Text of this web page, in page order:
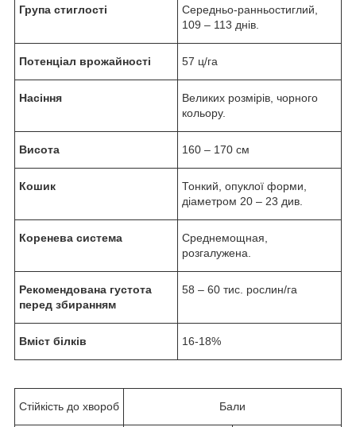
Група стиглості
Середньо-ранньостиглий,
109 – 113 днів.
Потенціал врожайності 57 ц/га
Насіння
Великих розмірів, чорного
кольору.
Висота 160 – 170 см
Кошик
Тонкий, опуклої форми,
діаметром 20 – 23 див.
Коренева система
Среднемощная,
розгалужена.
Рекомендована густота
перед збиранням
58 – 60 тис. рослин/га
Вміст білків 16-18%
Стійкість до хвороб Бали